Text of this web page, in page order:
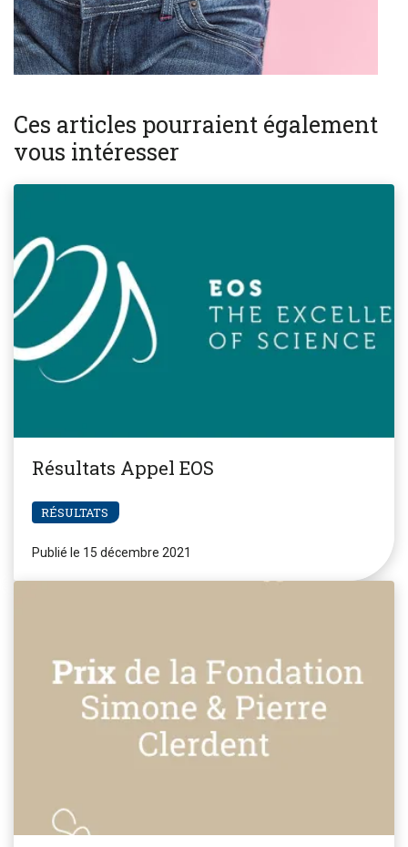
Ces articles pourraient également
vous intéresser
Résultats Appel EOS
RÉSULTATS
Publié le 15 décembre 2021